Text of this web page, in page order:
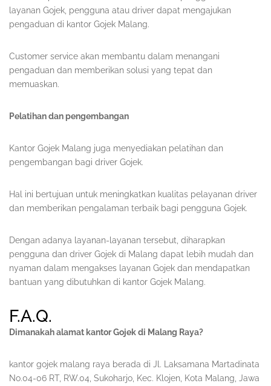
layanan Gojek, pengguna atau driver dapat mengajukan
pengaduan di kantor Gojek Malang.
Customer service akan membantu dalam menangani
pengaduan dan memberikan solusi yang tepat dan
memuaskan.
Pelatihan dan pengembangan
Kantor Gojek Malang juga menyediakan pelatihan dan
pengembangan bagi driver Gojek.
Hal ini bertujuan untuk meningkatkan kualitas pelayanan driver
dan memberikan pengalaman terbaik bagi pengguna Gojek.
Dengan adanya layanan-layanan tersebut, diharapkan
pengguna dan driver Gojek di Malang dapat lebih mudah dan
nyaman dalam mengakses layanan Gojek dan mendapatkan
bantuan yang dibutuhkan di kantor Gojek Malang.
F.A.Q.
Dimanakah alamat kantor Gojek di Malang Raya?
kantor gojek malang raya berada di Jl. Laksamana Martadinata
No.04-06 RT, RW.04, Sukoharjo, Kec. Klojen, Kota Malang, Jawa